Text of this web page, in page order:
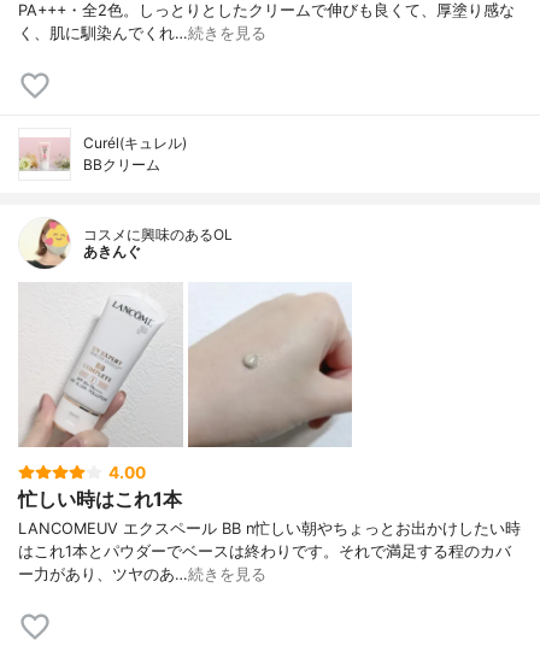
PA+++・全2色。しっとりとしたクリームで伸びも良くて、厚塗り感な
く、肌に馴染んでくれ…続きを見る
Curél(キュレル)
BBクリーム
コスメに興味のあるOL
あきんぐ
4.00
忙しい時はこれ1本
LANCOMEUV エクスペール BB n忙しい朝やちょっとお出かけしたい時
はこれ1本とパウダーでベースは終わりです。それで満足する程のカバ
ー力があり、ツヤのあ…続きを見る